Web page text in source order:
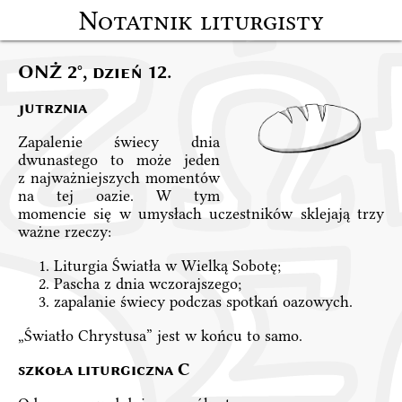
Notatnik liturgisty
ONŻ 2°, dzień 12.
jutrznia
Zapalenie świecy dnia
dwunastego to może jeden
z najważniejszych momentów
na tej oazie. W tym
momencie się w umysłach uczestników sklejają trzy
ważne rzeczy:
Liturgia Światła w Wielką Sobotę;
Pascha z dnia wczorajszego;
zapalanie świecy podczas spotkań oazowych.
„Światło Chrystusa” jest w końcu to samo.
szkoła liturgiczna C